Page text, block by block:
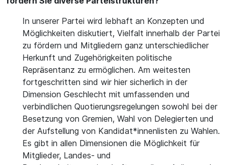
In unserer Partei wird lebhaft an Konzepten und
Möglichkeiten diskutiert, Vielfalt innerhalb der Partei
zu fördern und Mitgliedern ganz unterschiedlicher
Herkunft und Zugehörigkeiten politische
Repräsentanz zu ermöglichen. Am weitesten
fortgeschritten sind wir hier sicherlich in der
Dimension Geschlecht mit umfassenden und
verbindlichen Quotierungsregelungen sowohl bei der
Besetzung von Gremien, Wahl von Delegierten und
der Aufstellung von Kandidat*innenlisten zu Wahlen.
Es gibt in allen Dimensionen die Möglichkeit für
Mitglieder, Landes- und